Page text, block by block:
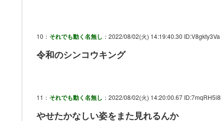
10： それでも動く名無し ：2022/08/02(火) 14:19:40.30 ID:V8gkty3Va
令和のシンコウキング
11： それでも動く名無し ：2022/08/02(火) 14:20:00.67
やせたかなしい姿をまた見れるんか